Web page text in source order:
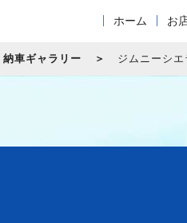
ホーム お
納車ギャラリー ジムニーシ